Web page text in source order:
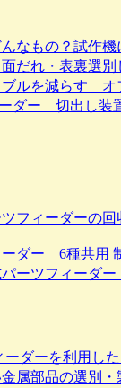
なもの？試作機
だれ・表裏選別
ルを減らす オ
ダー 切出し装
フィーダーの回
ーダー 6種共用
ーツフィーダ
ダーを利用し
属部品の選別・